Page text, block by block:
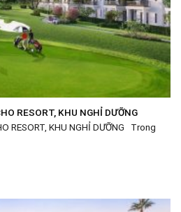
RESORT, KHU NGHỈ DƯỠNG
RESORT, KHU NGHỈ DƯỠNG Trong